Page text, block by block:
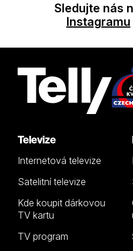
Sledujte nás
Instagramu
Televize
Internetová televize
Satelitní televize
Kde koupit dárkovou
TV kartu
TV program